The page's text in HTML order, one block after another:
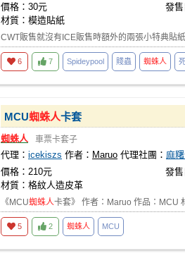
價格：30元
發
材質：模造貼紙
CWT販售就沒有ICE販售時額外的兩張小特典貼紙
6 7 Spideypool 賤蟲 蜘蛛人
MCU蜘蛛人卡套
蜘蛛人 車票卡套子
代理： icekiszs 作者： Maruo 代理社團： 麻
價格：210元
發
材質：格紋人造皮革
《MCU蜘蛛人卡套》 作者：Maruo 作品：MCU
5 2 蜘蛛人 MCU